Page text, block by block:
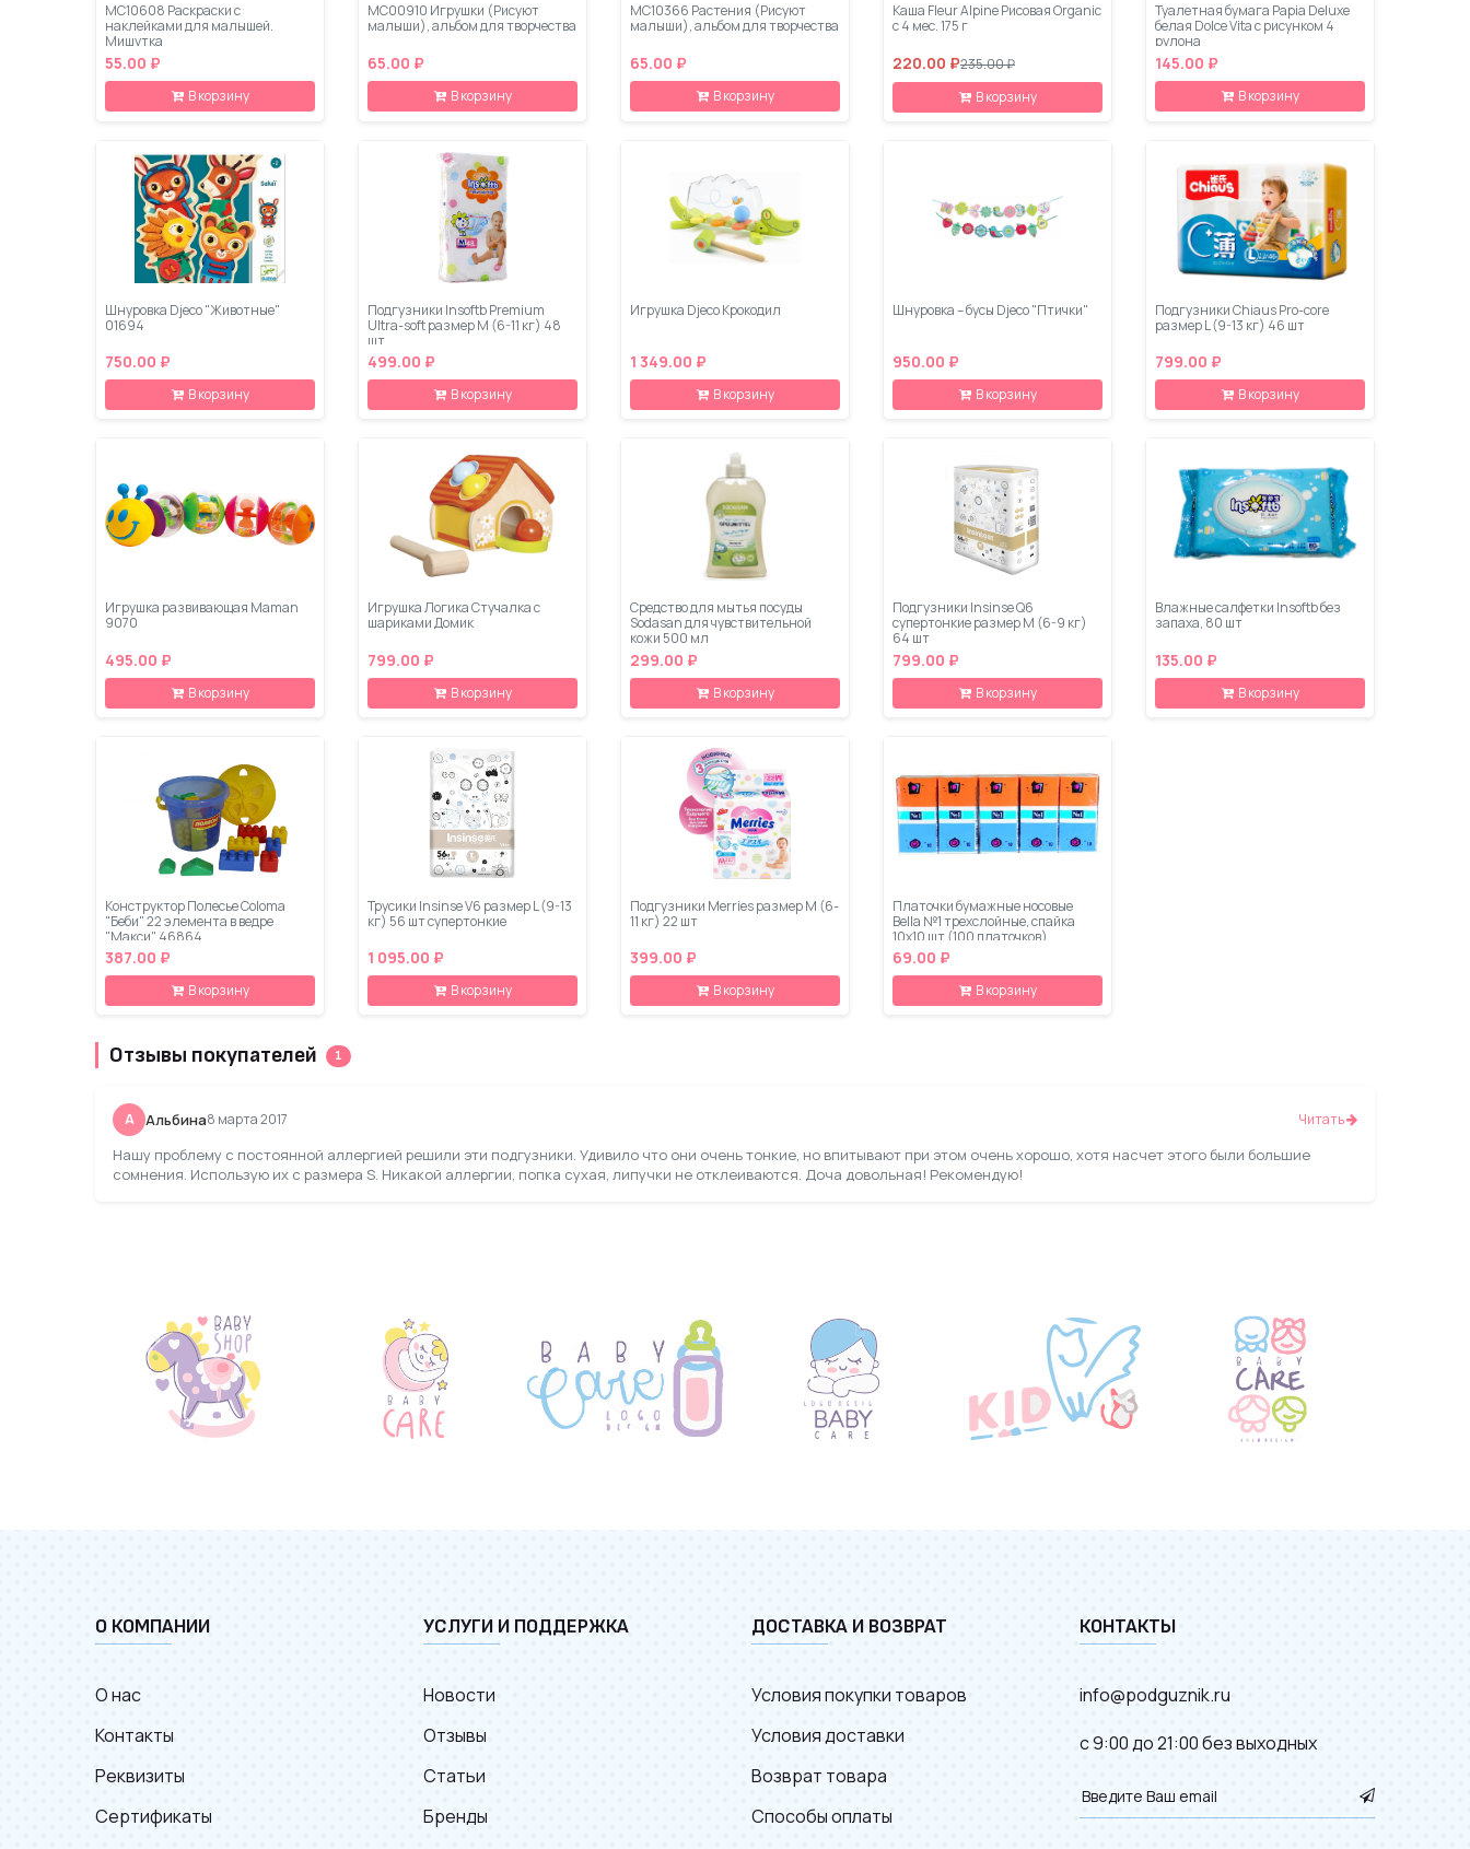
МС10608 Раскраски с
наклейками для малышей.
Мишутка
55.00 ₽
В корзину
МС00910 Игрушки (Рисуют
малыши), альбом для творчества
65.00 ₽
В корзину
МС10366 Растения (Рисуют
малыши), альбом для творчества
65.00 ₽
В корзину
Каша Fleur Alpine Рисовая Organic
с 4 мес. 175 г
220.00 ₽235.00 ₽
В корзину
Туалетная бумага Papia Deluxe
белая Dolce Vita с рисунком 4
рулона
145.00 ₽
В корзину
Шнуровка Djeco "Животные"
01694
750.00 ₽
В корзину
Подгузники Insoftb Premium
Ultra-soft размер M (6-11 кг) 48
шт
499.00 ₽
В корзину
Игрушка Djeco Крокодил
1 349.00 ₽
В корзину
Шнуровка – бусы Djeco "Птички"
950.00 ₽
В корзину
Подгузники Chiaus Pro-core
размер L (9-13 кг) 46 шт
799.00 ₽
В корзину
Игрушка развивающая Maman
9070
495.00 ₽
В корзину
Игрушка Логика Стучалка с
шариками Домик
799.00 ₽
В корзину
Средство для мытья посуды
Sodasan для чувствительной
кожи 500 мл
299.00 ₽
В корзину
Подгузники Insinse Q6
супертонкие размер M (6-9 кг)
64 шт
799.00 ₽
В корзину
Влажные салфетки Insoftb без
запаха, 80 шт
135.00 ₽
В корзину
Конструктор Полесье Coloma
"Беби" 22 элемента в ведре
"Макси" 46864
387.00 ₽
В корзину
Трусики Insinse V6 размер L (9-13
кг) 56 шт супертонкие
1 095.00 ₽
В корзину
Подгузники Merries размер М (6-
11 кг) 22 шт
399.00 ₽
В корзину
Платочки бумажные носовые
Bella №1 трехслойные, спайка
10х10 шт (100 платочков)
69.00 ₽
В корзину
Отзывы покупателей 1
А Альбина8 марта 2017 Читать
Нашу проблему с постоянной аллергией решили эти подгузники. Удивило что они очень тонкие, но впитывают при этом очень хорошо, хотя насчет этого были большие
сомнения. Использую их с размера S. Никакой аллергии, попка сухая, липучки не отклеиваются. Доча довольная! Рекомендую!
О КОМПАНИИ
О нас
Контакты
Реквизиты
Сертификаты
УСЛУГИ И ПОДДЕРЖКА
Новости
Отзывы
Статьи
Бренды
ДОСТАВКА И ВОЗВРАТ
Условия покупки товаров
Условия доставки
Возврат товара
Способы оплаты
КОНТАКТЫ
info@podguznik.ru
с 9:00 до 21:00 без выходных